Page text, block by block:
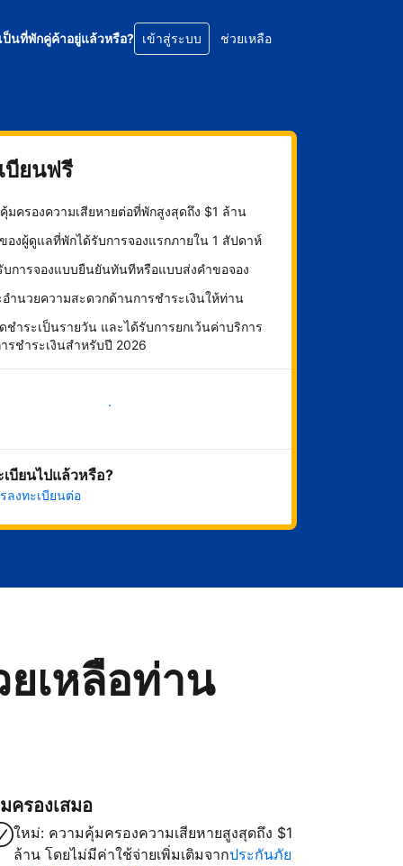
ป็นที่พักคู่ค้าอยู่แล้วหรือ? เข้าสู่ระบบ ช่วยเหลือ
บียนฟรี
มครองความเสียหายต่อที่พักสูงสุดถึง $1 ล้าน
องผู้ดูแลที่พักได้รับการจองแรกภายใน 1 สัปดาห์
บการจองแบบยืนยันทันทีหรือแบบส่งคำขอจอง
อำนวยความสะดวกด้านการชำระเงินให้ท่าน
ชำระเป็นรายวัน และได้รับการยกเว้นค่าบริการ
รชำระเงินสำหรับปี 2026
เริ่มดำเนินการเลย
เบียนไปแล้วหรือ?
ลงทะเบียนต่อ
ยเหลือท่าน
ครองเสมอ
ใหม่: ความคุ้มครองความเสียหายสูงสุดถึง $1
ล้าน โดยไม่มีค่าใช้จ่ายเพิ่มเติมจากประกันภัย